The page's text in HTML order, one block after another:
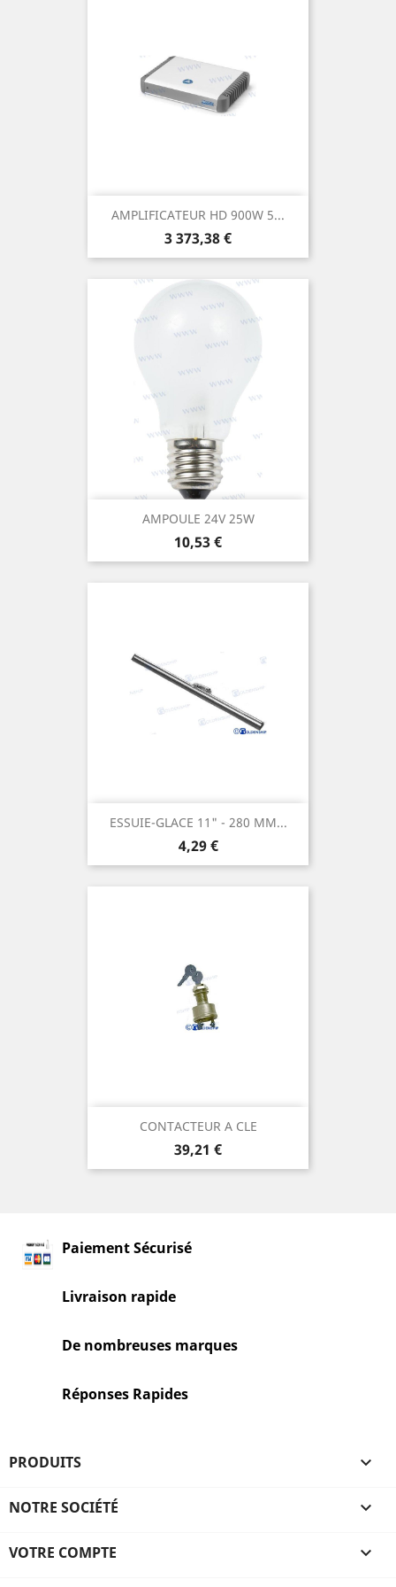
AMPLIFICATEUR HD 900W 5...
Prix
3 373,38 €
AMPOULE 24V 25W
Prix
10,53 €
ESSUIE-GLACE 11" - 280 MM...
Prix
4,29 €
CONTACTEUR A CLE
Prix
39,21 €
Paiement Sécurisé
Livraison rapide
De nombreuses marques
Réponses Rapides
PRODUITS 
NOTRE SOCIÉTÉ 
VOTRE COMPTE 